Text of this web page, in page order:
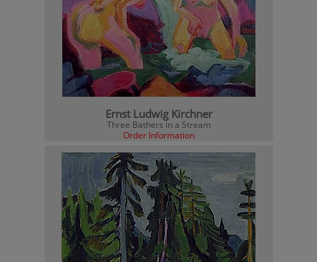
Ernst Ludwig Kirchner
Three Bathers in a Stream
Order Information